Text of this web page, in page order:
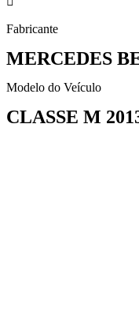
Fabricante
MERCEDES
Modelo do Veículo
CLASSE M